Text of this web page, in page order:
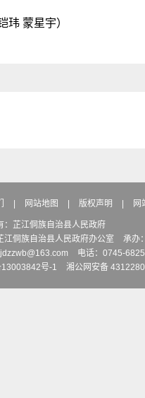
玮 蒙星宇）
| 网站地图 | 版权声明 | 网
：芷江侗族自治县人民政府
江侗族自治县人民政府办公室
承办
电话：0745-
号-1
湘公网安备